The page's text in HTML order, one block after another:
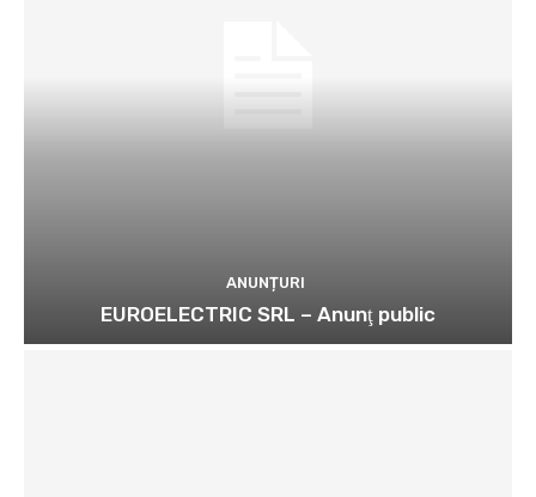
ANUNȚURI
EUROELECTRIC SRL – Anunţ public